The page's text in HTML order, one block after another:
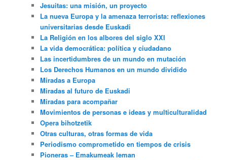
Jesuitas: una misión, un proyecto
La nueva Europa y la amenaza terrorista: reflexiones
universitarias desde Euskadi
La Religión en los albores del siglo XXI
La vida democrática: política y ciudadano
Las incertidumbres de un mundo en mutación
Los Derechos Humanos en un mundo dividido
Miradas a Europa
Miradas al futuro de Euskadi
Miradas para acompañar
Movimientos de personas e ideas y multiculturalidad
Opera bihotzetik
Otras culturas, otras formas de vida
Periodismo comprometido en tiempos de crisis
Pioneras – Emakumeak leman